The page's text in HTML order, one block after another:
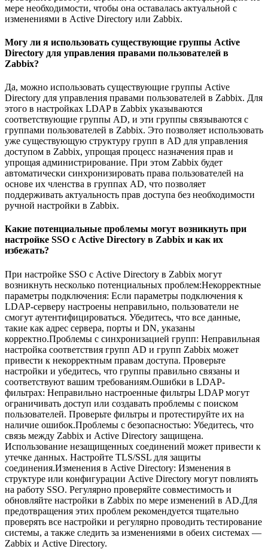
мере необходимости, чтобы она оставалась актуальной с
изменениями в Active Directory или Zabbix.
Могу ли я использовать существующие группы Active
Directory для управления правами пользователей в
Zabbix?
Да, можно использовать существующие группы Active
Directory для управления правами пользователей в Zabbix. Для
этого в настройках LDAP в Zabbix указываются
соответствующие группы AD, и эти группы связываются с
группами пользователей в Zabbix. Это позволяет использовать
уже существующую структуру групп в AD для управления
доступом в Zabbix, упрощая процесс назначения прав и
упрощая администрирование. При этом Zabbix будет
автоматически синхронизировать права пользователей на
основе их членства в группах AD, что позволяет
поддерживать актуальность прав доступа без необходимости
ручной настройки в Zabbix.
Какие потенциальные проблемы могут возникнуть при
настройке SSO с Active Directory в Zabbix и как их
избежать?
При настройке SSO с Active Directory в Zabbix могут
возникнуть несколько потенциальных проблем:Некорректные
параметры подключения: Если параметры подключения к
LDAP-серверу настроены неправильно, пользователи не
смогут аутентифицироваться. Убедитесь, что все данные,
такие как адрес сервера, порты и DN, указаны
корректно.Проблемы с синхронизацией групп: Неправильная
настройка соответствия групп AD и групп Zabbix может
привести к некорректным правам доступа. Проверьте
настройки и убедитесь, что группы правильно связаны и
соответствуют вашим требованиям.Ошибки в LDAP-
фильтрах: Неправильно настроенные фильтры LDAP могут
ограничивать доступ или создавать проблемы с поиском
пользователей. Проверьте фильтры и протестируйте их на
наличие ошибок.Проблемы с безопасностью: Убедитесь, что
связь между Zabbix и Active Directory защищена.
Использование незащищенных соединений может привести к
утечке данных. Настройте TLS/SSL для защиты
соединения.Изменения в Active Directory: Изменения в
структуре или конфигурации Active Directory могут повлиять
на работу SSO. Регулярно проверяйте совместимость и
обновляйте настройки в Zabbix по мере изменений в AD.Для
предотвращения этих проблем рекомендуется тщательно
проверять все настройки и регулярно проводить тестирование
системы, а также следить за изменениями в обеих системах —
Zabbix и Active Directory.